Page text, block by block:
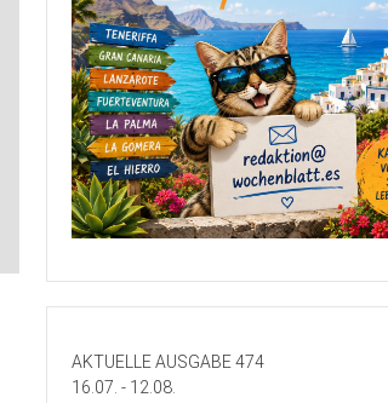
AKTUELLE AUSGABE 474
16.07. - 12.08.